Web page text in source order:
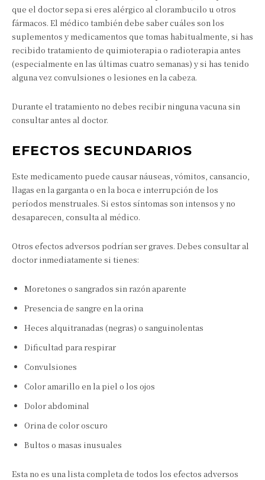
que el doctor sepa si eres alérgico al clorambucilo u otros
fármacos. El médico también debe saber cuáles son los
suplementos y medicamentos que tomas habitualmente, si has
recibido tratamiento de quimioterapia o radioterapia antes
(especialmente en las últimas cuatro semanas) y si has tenido
alguna vez convulsiones o lesiones en la cabeza.
Durante el tratamiento no debes recibir ninguna vacuna sin
consultar antes al doctor.
EFECTOS SECUNDARIOS
Este medicamento puede causar náuseas, vómitos, cansancio,
llagas en la garganta o en la boca e interrupción de los
períodos menstruales. Si estos síntomas son intensos y no
desaparecen, consulta al médico.
Otros efectos adversos podrían ser graves. Debes consultar al
doctor inmediatamente si tienes:
Moretones o sangrados sin razón aparente
Presencia de sangre en la orina
Heces alquitranadas (negras) o sanguinolentas
Dificultad para respirar
Convulsiones
Color amarillo en la piel o los ojos
Dolor abdominal
Orina de color oscuro
Bultos o masas inusuales
Esta no es una lista completa de todos los efectos adversos